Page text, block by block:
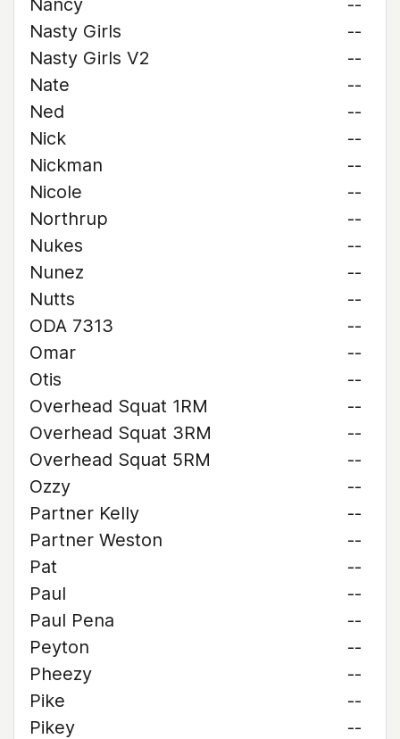
Nancy
--
Nasty Girls
--
Nasty Girls V2
--
Nate
--
Ned
--
Nick
--
Nickman
--
Nicole
--
Northrup
--
Nukes
--
Nunez
--
Nutts
--
ODA 7313
--
Omar
--
Otis
--
Overhead Squat 1RM
--
Overhead Squat 3RM
--
Overhead Squat 5RM
--
Ozzy
--
Partner Kelly
--
Partner Weston
--
Pat
--
Paul
--
Paul Pena
--
Peyton
--
Pheezy
--
Pike
--
Pikey
--